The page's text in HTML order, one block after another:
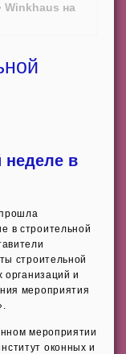
Winkhaus на
неделе в
в строительной
строительной
организаций и
мероприятия
мероприятии
оконных и